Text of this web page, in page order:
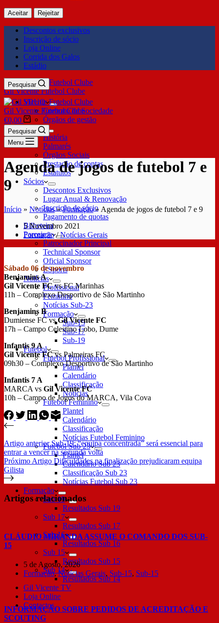
Aceitar Rejeitar
Descontos exclusivos
Inscrição de sócio
Loja Online
Corrida dos Galos
Estádio
Gil Vicente Futebol Clube
Pesquisar
SDUQ
Contrato de Sociedade
Órgãos de gestão
Clube
História
Palmarés
Órgãos Sociais
Prestação de contas
Estatutos
Sócios
Descontos Exclusivos
Lugar Anual & Renovação
Inscrição de sócio
Pagamento de quotas
Bilheteira
Parceiros
Patrocinador Principal
Technical Sponsor
Oficial Sponsor
ESports
Notícias
Profissional
Feminino
Notícias Sub-23
Formação
Sub-15
Sub-17
Sub-19
Futebol
Futebol Profissional
Plantel
Calendário
Classificação
Notícias
Futebol Feminino
Plantel
Calendário
Classificação
Notícias Futebol Feminino
Futebol Sub 23
Plantel
Calendário Sub 23
Classificação Sub 23
Notícias Futebol Sub 23
Formação
Sub 19
Resultados Sub 19
Sub 17
Resultados Sub 17
Sub 16
Resultados Sub 16
Sub 15
Resultados Sub 15
Sub 14
Resultados Sub 14
Gil Vicente TV
Loja Online
Contactos
Gil Vicente Futebol Clube
€0,00
Pesquisar
Menu
Agenda de jogos de futebol 7 e
9
Início » Notícias»Formação» Agenda de jogos de futebol 7 e 9
5 Novembro 2021
Formação/Notícias Gerais
Sábado 06 de novembro
Benjamins A
Gil Vicente FCvs FC Marinhas
11h – Complexo Desportivo de São Martinho
Benjamins B
Dumiense FC vsGil Vicente FC
17h – Campo Celestino Lobo, Dume
Infantis 9 A
Gil Vicente FCvs Palmeiras FC
09h30 – Complexo Desportivo de São Martinho
Infantis 7 A
MARCA vs Gil Vicente FC
10h – Campo de Jogos do MARCA, Vila Cova
Artigo anteriorSub-19: “equipa concentrada” será essencial para
entrar a vencer na segunda volta
Próximo Artigo Dificuldades na finalização prejudicaram equipa
Gilista
Artigos relacionados
CLÁUDIO MIRANDA ASSUME O COMANDO DOS SUB-
15
5 de Agosto, 2026
Formação,Notícias Gerais, Sub-15, Sub-15
INFORMAÇÃO SOBRE PEDIDOS DE ACREDITAÇÃO E
SCOUTING